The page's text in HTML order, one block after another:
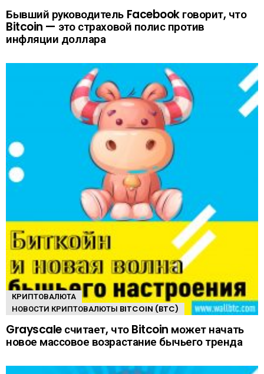
Бывший руководитель Facebook говорит, что
Bitcoin — это страховой полис против
инфляции доллара
КРИПТОВАЛЮТА
НОВОСТИ КРИПТОВАЛЮТЫ BITCOIN (BTC)
Grayscale считает, что Bitcoin может начать
новое массовое возрастание бычьего тренда